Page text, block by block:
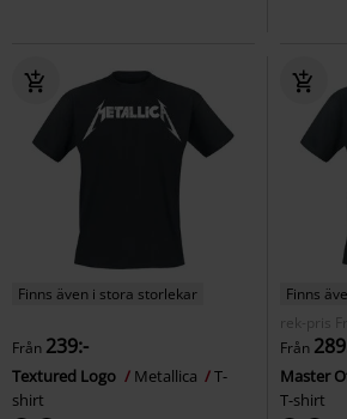
Finns även i stora storlekar
Från 239:-
Textured Logo Metallica
T-
shirt
Finns
rek-pris
Från
Master
T-shirt